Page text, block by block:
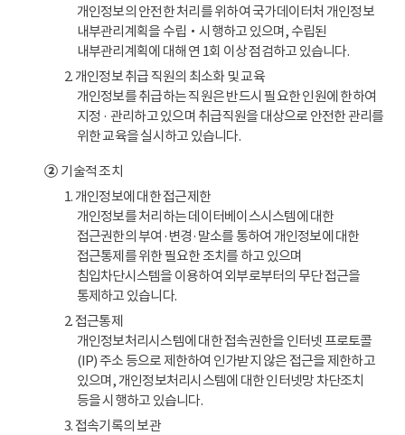
개인정보의 안전한 처리를 위하여 국가데이터처 개인정보
내부관리계획을 수립‧시행하고 있으며, 수립된
내부관리계획에 대해 연 1회 이상 점검하고 있습니다.
2. 개인정보 취급 직원의 최소화 및 교육
개인정보를 취급하는 직원은 반드시 필요한 인원에 한하여
지정 · 관리하고 있으며 취급직원을 대상으로 안전한 관리를
위한 교육을 실시하고 있습니다.
②기술적 조치
1. 개인정보에 대한 접근제한
개인정보를 처리하는 데이터베이스시스템에 대한
접근권한의 부여·변경·말소를 통하여 개인정보에 대한
접근통제를 위한 필요한 조치를 하고 있으며
침입차단시스템을 이용하여 외부로부터의 무단 접근을
통제하고 있습니다.
2. 접근통제
개인정보처리시스템에 대한 접속권한을 인터넷 프로토콜
(IP) 주소 등으로 제한하여 인가받지 않은 접근을 제한하고
있으며, 개인정보처리시스템에 대한 인터넷망 차단조치
등을 시행하고 있습니다.
3. 접속기록의 보관